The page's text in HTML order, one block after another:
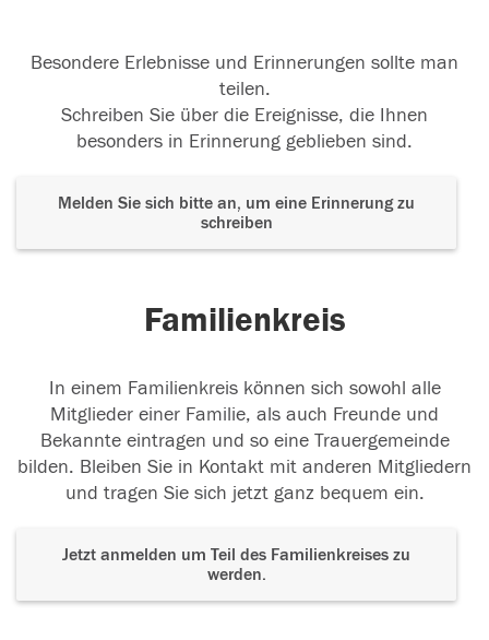
Besondere Erlebnisse und Erinnerungen sollte man
teilen.
Schreiben Sie über die Ereignisse, die Ihnen
besonders in Erinnerung geblieben sind.
Melden Sie sich bitte an, um eine Erinnerung zu
schreiben
Familienkreis
In einem Familienkreis können sich sowohl alle
Mitglieder einer Familie, als auch Freunde und
Bekannte eintragen und so eine Trauergemeinde
bilden. Bleiben Sie in Kontakt mit anderen Mitgliedern
und tragen Sie sich jetzt ganz bequem ein.
Jetzt anmelden um Teil des Familienkreises zu
werden.